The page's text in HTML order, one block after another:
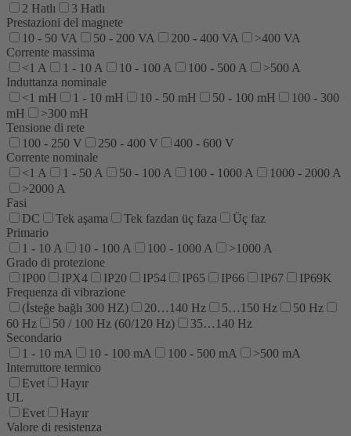
2 Hatlı
3 Hatlı
Prestazioni del magnete
10 - 50 VA
50 - 200 VA 200 - 400 VA
>400 VA
Corrente massima
<1 A
1 - 10 A 10 - 100 A 100 - 500 A
>500 A
Induttanza nominale
<1 mH
1 - 10 mH 10 - 50 mH 50 - 100 mH
100 - 300
mH
>300 mH
Tensione di rete
100 - 250 V
250 - 400 V
400 - 600 V
Corrente nominale
<1 A
1 - 50 A 50 - 100 A 100 - 1000 A
1000 - 2000 A
>2000 A
Fasi
DC
Tek aşama Tek fazdan üç faza
Üç faz
Primario
1 - 10 A
10 - 100 A 100 - 1000 A
>1000 A
Grado di protezione
IP00
IPX4 IP20 IP54 IP65 IP66 IP67
IP69K
Frequenza di vibrazione
(İsteğe bağlı 300 HZ)
20…140 Hz 5…150 Hz
50 Hz
60 Hz
50 / 100 Hz (60/120 Hz)
35…140 Hz
Secondario
1 - 10 mA
10 - 100 mA 100 - 500 mA
>500 mA
Interruttore termico
Evet
Hayır
UL
Evet
Hayır
Valore di resistenza